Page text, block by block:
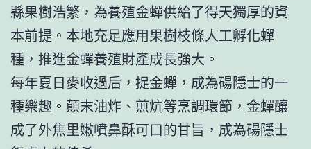
縣果樹浩繁，為養殖金蟬供給了得天獨厚的資
本前提。本地充足應用果樹枝條人工孵化蟬
種，推進金蟬養殖財產成長強大。
每年夏日麥收過后，捉金蟬，成為碭隱士的一
種樂趣。顛末油炸、煎炕等烹調環節，金蟬釀
成了外焦里嫩噴鼻酥可口的甘旨，成為碭隱士